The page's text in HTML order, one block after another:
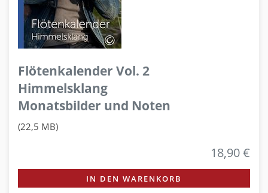
Flötenkalender Vol. 2
Himmelsklang
Monatsbilder und Noten
(22,5 MB)
18,90 €
IN DEN WARENKORB